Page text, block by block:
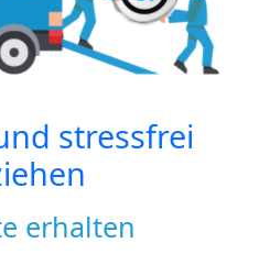
stressfrei
erhalten